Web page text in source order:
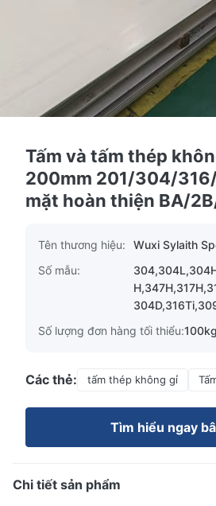
Tấm và tấm thép
200mm 201/304/
mặt hoàn thiện BA/
Tên thương hiệu:
Wuxi Sylaith
Số mẫu:
Số lượng đơn hàng tối thiểu:100kg
Các thẻ: tấm thép không gỉ
Tìm hiểu ngay
Chi tiết sản phẩm